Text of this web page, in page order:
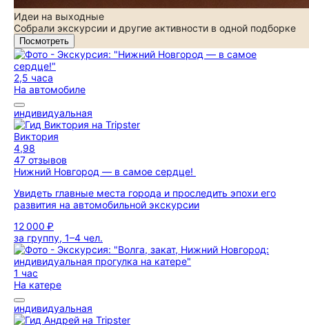
Идеи на выходные
Собрали экскурсии и другие активности в одной подборке
Посмотреть
2,5 часа
На автомобиле
индивидуальная
Виктория
4,98
47 отзывов
Нижний Новгород — в самое сердце!
Увидеть главные места города и проследить эпохи его
развития на автомобильной экскурсии
12 000 ₽
за группу, 1–4 чел.
1 час
На катере
индивидуальная